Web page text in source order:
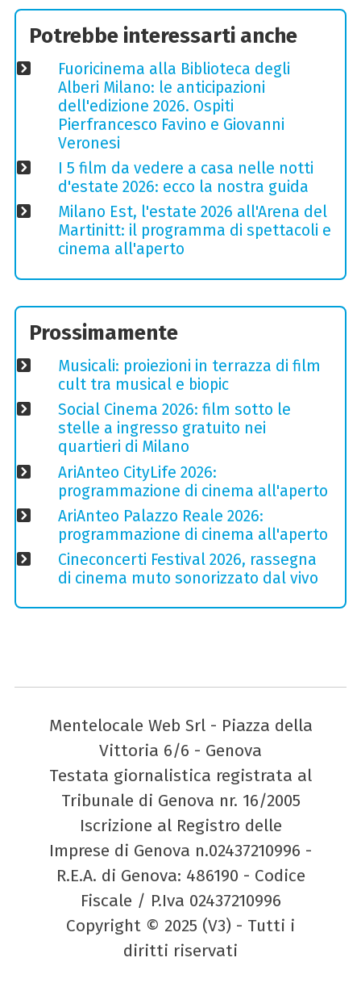
Potrebbe interessarti anche
Fuoricinema alla Biblioteca degli
Alberi Milano: le anticipazioni
dell'edizione 2026. Ospiti
Pierfrancesco Favino e Giovanni
Veronesi
I 5 film da vedere a casa nelle notti
d'estate 2026: ecco la nostra guida
Milano Est, l'estate 2026 all'Arena del
Martinitt: il programma di spettacoli e
cinema all'aperto
Prossimamente
Musicali: proiezioni in terrazza di film
cult tra musical e biopic
Social Cinema 2026: film sotto le
stelle a ingresso gratuito nei
quartieri di Milano
AriAnteo CityLife 2026:
programmazione di cinema all'aperto
AriAnteo Palazzo Reale 2026:
programmazione di cinema all'aperto
Cineconcerti Festival 2026, rassegna
di cinema muto sonorizzato dal vivo
Mentelocale Web Srl - Piazza della
Vittoria 6/6 - Genova
Testata giornalistica registrata al
Tribunale di Genova nr. 16/2005
Iscrizione al Registro delle
Imprese di Genova n.02437210996 -
R.E.A. di Genova: 486190 - Codice
Fiscale / P.Iva 02437210996
Copyright © 2025 (V3) - Tutti i
diritti riservati